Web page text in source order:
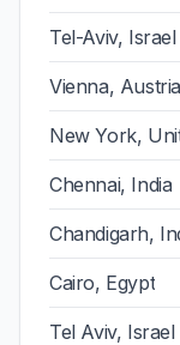
Tel-Aviv, Israel
Vienna, Austria
New York,
Chennai, India
Chandigarh,
Cairo, Egypt
Tel Aviv, Israel